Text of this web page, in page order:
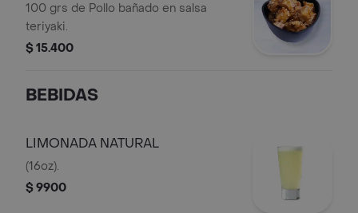
100 grs de Pollo bañado en salsa
teriyaki.
$ 15.400
BEBIDAS
LIMONADA NATURAL
(16oz).
$ 9900